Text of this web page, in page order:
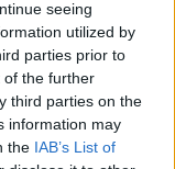
seeing
utilized by
parties prior to
of the further
third parties on the
information may
the IAB’s List of
i team sono davvero
L’attenzione a tutti i
è sempre stata
pandemia”, afferma
Personal
messe in atto azioni e